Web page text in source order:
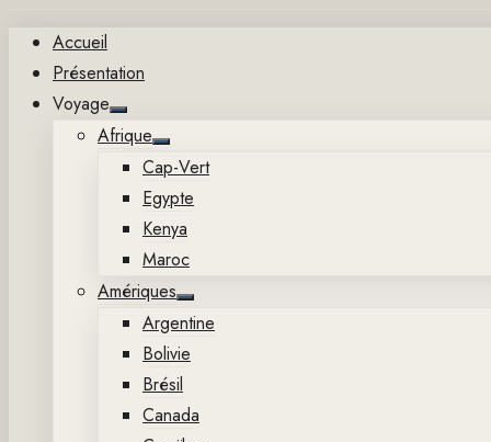
contenu
Accueil
Présentation
Voyage
Show
sub
menu
Afrique
Show
sub
menu
Cap-Vert
Egypte
Kenya
Maroc
Amériques
Show
sub
Argentine
Bolivie
Brésil
Canada